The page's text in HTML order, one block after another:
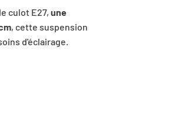
culot E27, une
, cette suspension
d'éclairage.